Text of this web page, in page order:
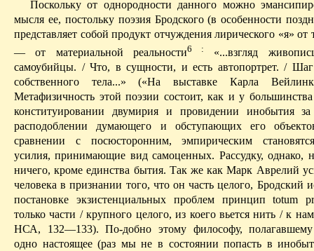
Поскольку от однородности данного можно
мысля ее, постольку поэзия Бродского (в особенности
представляет собой продукт отчуждения лирического «я»
— от материальной реальности6 :
«...взгляд
самоубийцы. / Что, в сущности, и есть автопортрет. /
собственного тела...» («На выставке Карла
Метафизичность этой поэзии состоит, как и у
конституировании
двумирияи провидении инобытия
расподоблении думающего и обступающих его
сравнении с посюсторонним, эмпирическим
усилия, принимающие видсамоценных. Рассудку, однако,
ничего, кроме единства бытия. Так же как Марк Аврелий
человека в признании того, что он часть целого, Бродский
постановке экзистенциальных проблем принципtotum
только части / крупного целого, из коего вьется нить / к
НСА, 132—133).По-до­б­но этому философу,
одно настоящее (раз мы не в состоянии попасть в